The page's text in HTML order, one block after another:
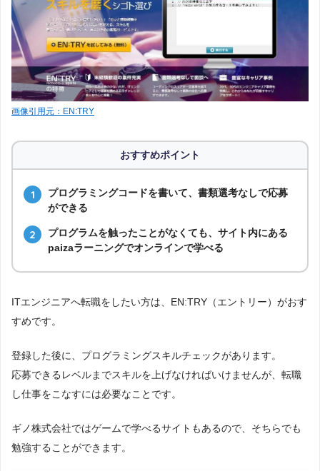
画像引用元：EN:TRY
おすすめポイント
プログラミングコードを書いて、書類選考なしで応募
ができる
プログラムを触ったことがなくても、サイト内にある
paizaラーニングでオンラインで学べる
ITエンジニアへ転職をしたい方は、EN:TRY（エントリー）がおす
すめです。
登録した後に、プログラミングスキルチェックがあります。
応募できるレベルまでスキルを上げなければいけませんが、転職
し仕事をこなすには必要なことです。
ギノ株式会社ではゲームで学べるサイトもあるので、そちらでも
勉強することができます。